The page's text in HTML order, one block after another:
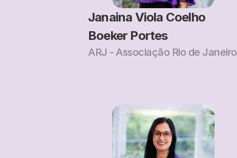
Janaina Viola Coelho
Boeker Portes
ARJ - Associação Rio de Janeiro